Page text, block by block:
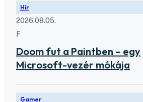
Hír
2026.08.05.
F
Doom fut a Paintben – egy
Microsoft-vezér mókája
Gamer